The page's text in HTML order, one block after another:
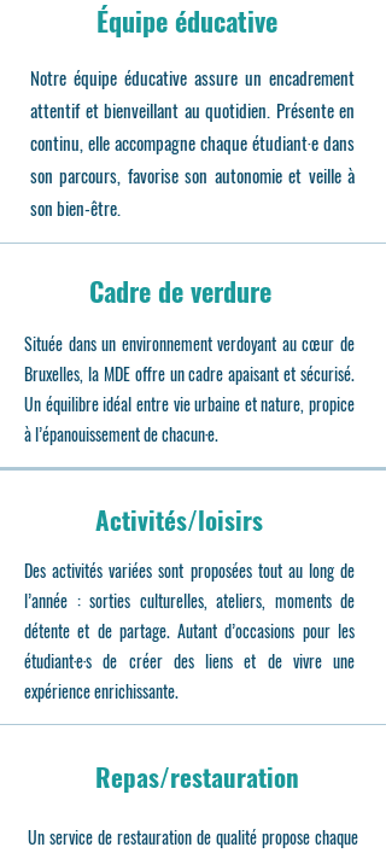
Équipe éducative
Notre équipe éducative assure un encadrement
attentif et bienveillant au quotidien. Présente en
continu, elle accompagne chaque étudiant·e dans
son parcours, favorise son autonomie et veille à
son bien-être.
Cadre de verdure
Située dans un environnement verdoyant au cœur de
Bruxelles, la MDE offre un cadre apaisant et sécurisé.
Un équilibre idéal entre vie urbaine et nature, propice
à l’épanouissement de chacun·e.
Activités/loisirs
Des activités variées sont proposées tout au long de
l’année : sorties culturelles, ateliers, moments de
détente et de partage. Autant d’occasions pour les
étudiant·e·s de créer des liens et de vivre une
expérience enrichissante.
Repas/restauration
Un service de restauration de qualité propose chaque